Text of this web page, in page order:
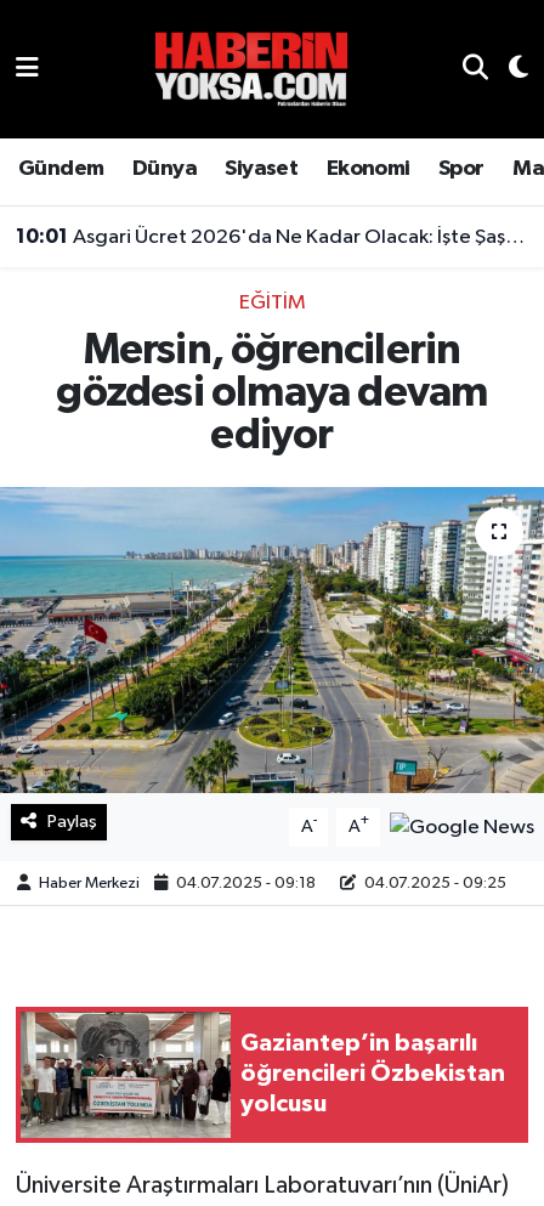
Gündem Dünya Siyaset Ekonomi Spor
10:01 Asgari Ücret 2026'da Ne Kadar Olacak: İşte Şaşırtan Rakam
EĞITIM
Mersin, öğrencilerin
gözdesi olmaya devam
ediyor
Paylaş A- A+
Haber Merkezi 04.07.2025 - 09:18 04.07.2025 - 09:25
Gaziantep’in başarılı
öğrencileri Özbekistan
yolcusu
Üniversite Araştırmaları Laboratuvarı’nın (ÜniAr)
Genel
Gündem
Otomobil
Sağlık
Teknoloji
Yaşam
Hava Durumu
Son Dakika Haberleri
Haber Arşivi